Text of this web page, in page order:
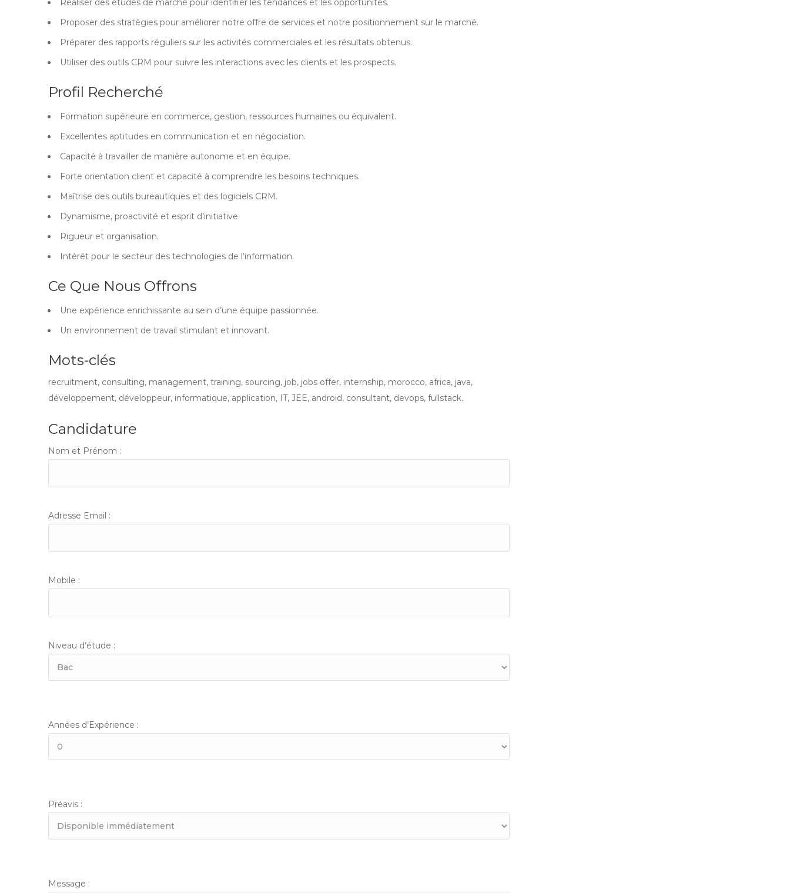
Réaliser des études de marché pour identifier les tendances et les opportunités.
Proposer des stratégies pour améliorer notre offre de services et notre positionnement sur le marché.
Préparer des rapports réguliers sur les activités commerciales et les résultats obtenus.
Utiliser des outils CRM pour suivre les interactions avec les clients et les prospects.
Profil Recherché
Formation supérieure en commerce, gestion, ressources humaines ou équivalent.
Excellentes aptitudes en communication et en négociation.
Capacité à travailler de manière autonome et en équipe.
Forte orientation client et capacité à comprendre les besoins techniques.
Maîtrise des outils bureautiques et des logiciels CRM.
Dynamisme, proactivité et esprit d’initiative.
Rigueur et organisation.
Intérêt pour le secteur des technologies de l’information.
Ce Que Nous Offrons
Une expérience enrichissante au sein d’une équipe passionnée.
Un environnement de travail stimulant et innovant.
Mots-clés
recruitment, consulting, management, training, sourcing, job, jobs offer, internship, morocco, africa, java,
développement, développeur, informatique, application, IT, JEE, android, consultant, devops, fullstack.
Candidature
Nom et Prénom :
Adresse Email :
Mobile :
Niveau d’étude :
Années d’Expérience :
Préavis :
Message :